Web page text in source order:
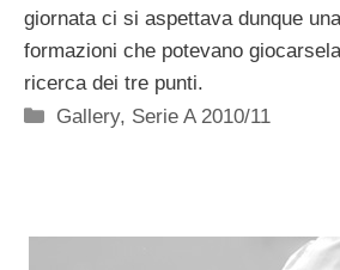
giornata ci si aspettava dunque
formazioni che potevano
ricerca dei tre punti.
Categorie
Gallery, Serie A 2010/11